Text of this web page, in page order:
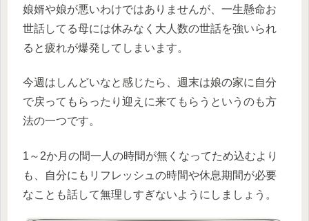
娘婿や娘が悪いわけではありませんが、一生懸命お
世話してる母には休みなく大人数の世話を強いられ
ると疲れが爆発してしまいます。
今週はしんどいなと感じたら、週末は娘の家に自分
で戻ってもらったり迎えに来てもらうというのも方
法の一つです。
1～2か月の間一人の時間が無くなってため込むより
も、自分にもリフレッシュの時間や休息期間が必要
なことも話して無理しすぎないようにしましょう。